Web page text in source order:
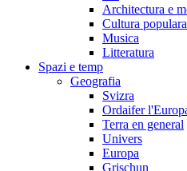
Architectura e
Cultura
Musica
Litteratura
Spazi e temp
Geografia
Svizra
Ordaifer
Terra en general
Univers
Europa
Grischun